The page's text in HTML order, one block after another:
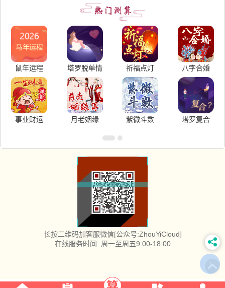
↑
鼠年运程 塔罗脱单情 祈福点灯 八字合婚
事业财运 月老姻缘 紫微斗数 塔罗复合
长按二维码加客服微信[公众号:ZhouYiCloud]
在线服务时间: 周一至周五9:00-18:00